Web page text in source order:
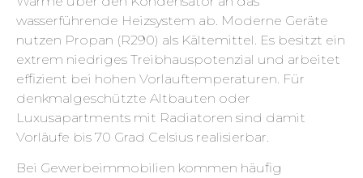
wasserführende Heizsystem ab. Moderne Geräte
nutzen Propan (R290) als Kältemittel. Es besitzt ein
extrem niedriges Treibhauspotenzial und arbeitet
effizient bei hohen Vorlauftemperaturen. Für
denkmalgeschützte Altbauten oder
Luxusapartments mit Radiatoren sind damit
Vorläufe bis 70 Grad Celsius realisierbar.
Bei Gewerbeimmobilien kommen häufig